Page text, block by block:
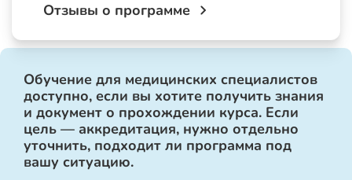
Отзывы о программе
Обучение для медицинских специалистов
доступно, если вы хотите получить знания
и документ о прохождении курса. Если
цель — аккредитация, нужно отдельно
уточнить, подходит ли программа под
вашу ситуацию.